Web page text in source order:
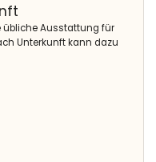
übliche Ausstattung für
Unterkunft kann dazu